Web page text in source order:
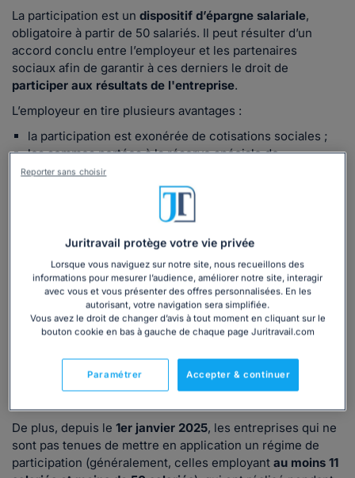
La participation est un dispositif d’épargne salariale,
obligatoire à partir de 50 salariés. Il peut résulter d’un
accord conclu entre l’employeur et les partenaires
sociaux afin de garantir à ces derniers le droit de
participer aux résultats de l'entreprise.
L’employeur en tire plusieurs avantages :
la participation est exonérée de cotisations sociales ;
les sommes portées à la réserve spéciale de
participation sont déductibles pour l'assiette de l'impôt
sur les sociétés ou de l'impôt sur le revenu ;
une provision pour investissement peut parfois être
constituée sous conditions.
Si l’employeur décide de mettre en place un accord de
participation, en principe tous les salariés peuvent en
bénéficier.
toutefois être prévue par l’accord.
Nouveauté 2025-2028 : partage de la valeur
De plus, depuis le 1er janvier 2025, les entreprises qui ne
sont pas tenues de mettre en application un régime de
participation (généralement, celles employant au moins 11
Juritravail protège votre vie privée
Lorsque vous naviguez sur notre site, nous recueillons des
informations pour mesurer l’audience, améliorer notre site, interagir
avec vous et vous présenter des offres personnalisées. En les
autorisant, votre navigation sera simplifiée.
Vous avez le droit de changer d’avis à tout moment en cliquant sur le
bouton cookie en bas à gauche de chaque page Juritravail.com
Accepter & continuer
Paramétrer
Reporter sans choisir